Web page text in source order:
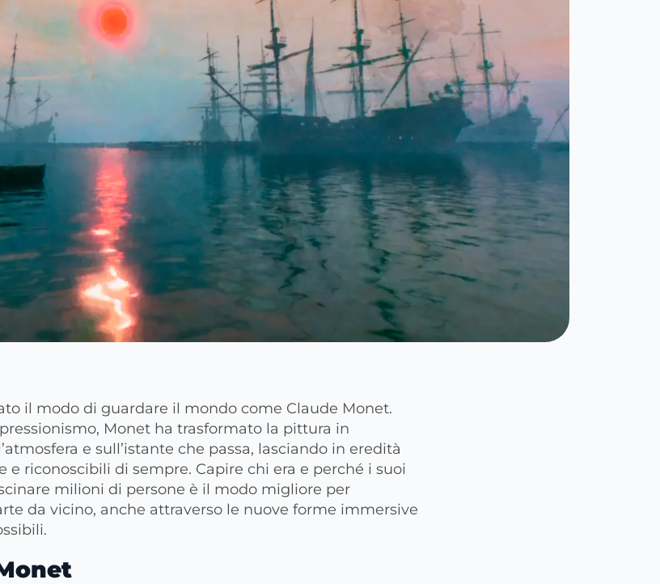
il modo di guardare il mondo come Claude Monet.
Monet ha trasformato la pittura in
e sull’istante che passa, lasciando in eredità
e riconoscibili di sempre. Capire chi era e perché i suoi
milioni di persone è il modo migliore per
da vicino, anche attraverso le nuove forme immersive